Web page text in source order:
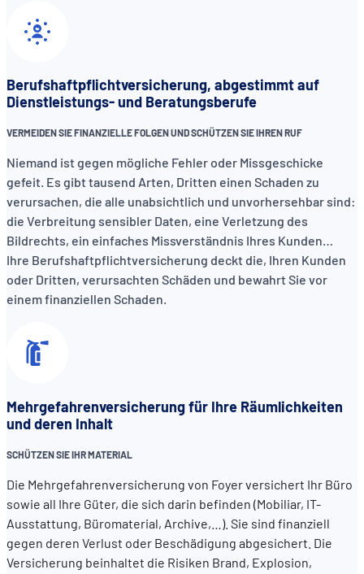
Berufshaftpflichtversicherung, abgestimmt auf
Dienstleistungs- und Beratungsberufe
VERMEIDEN SIE FINANZIELLE FOLGEN UND SCHÜTZEN SIE IHREN RUF
Niemand ist gegen mögliche Fehler oder Missgeschicke
gefeit. Es gibt tausend Arten, Dritten einen Schaden zu
verursachen, die alle unabsichtlich und unvorhersehbar sind:
die Verbreitung sensibler Daten, eine Verletzung des
Bildrechts, ein einfaches Missverständnis Ihres Kunden…
Ihre Berufshaftpflichtversicherung deckt die, Ihren Kunden
oder Dritten, verursachten Schäden und bewahrt Sie vor
einem finanziellen Schaden.
Mehrgefahrenversicherung für Ihre Räumlichkeiten
und deren Inhalt
SCHÜTZEN SIE IHR MATERIAL
Die Mehrgefahrenversicherung von Foyer versichert Ihr Büro
sowie all Ihre Güter, die sich darin befinden (Mobiliar, IT-
Ausstattung, Büromaterial, Archive,…). Sie sind finanziell
gegen deren Verlust oder Beschädigung abgesichert. Die
Versicherung beinhaltet die Risiken Brand, Explosion,